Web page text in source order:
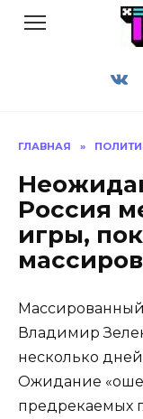
ГЛАВНАЯ »
Россия
игры,
Владимир
несколько
Ожидание
предрекаемых